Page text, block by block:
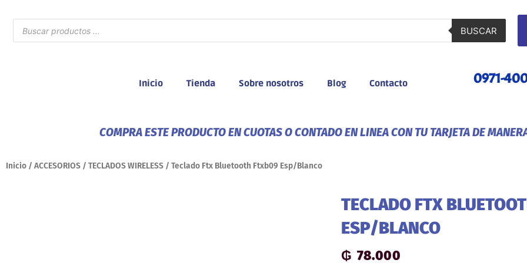
contenido
Búsqueda
de
productos
BUSCAR
Inicio Tienda Sobre nosotros Blog Contacto 0971-
COMPRA ESTE PRODUCTO EN CUOTAS O CONTADO EN LINEA CON TU TARJETA DE
Inicio / ACCESORIOS / TECLADOS WIRELESS / Teclado Ftx Bluetooth Ftxb09 Esp/Blanco
TECLADO FTX
ESP/BLANCO
₲ 78.000